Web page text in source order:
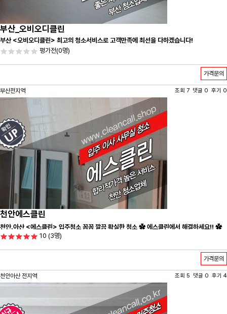
부산_오비오디클린
부산 <오비오디클린> 최고의 청소서비스로 고객만족에 최선을 다하겠습니다!
평가전(0명)
가격문의
부산전지역 조회 7 댓글 0 후기 0
천안에스클린
천안.아산 <에스클린> 입주청소 꼼꼼 깔끔 확실한 청소 ✿ 에스클린에서 해결하세요!! ✿
10 (3명)
가격문의
천안아산 전지역 조회 5 댓글 0 후기 4